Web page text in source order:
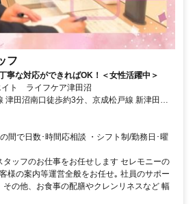
フ
寧な対応ができればOK！＜女性活躍中＞
イト ライフケア津田沼
津田沼南口徒歩約3分、京成松戸線 新津田沼
間で日数･時間応相談 ・シフト制/勤務日･曜
タッフのお仕事をお任せします セレモニーの
様の案内等運営全般をお任せ｡ 社員のサポー
その他、お食事の配膳やクレンリネスなど 幅